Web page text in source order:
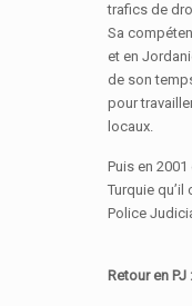
trafics de
Sa
et en
de son
pour
locaux.
Puis en 2001
Turquie
Police
Retour en PJ :